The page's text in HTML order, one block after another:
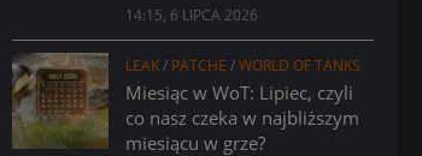
14:15, 6 LIPCA 2026
LEAK/ PATCHE /WORLD OF TANKS
Miesiąc w WoT: Lipiec, czyli
co nasz czeka w najbliższym
miesiącu w grze?